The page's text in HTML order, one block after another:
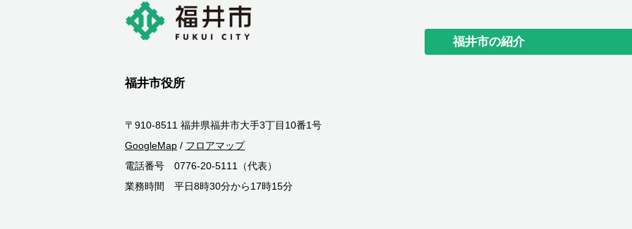
福井市役所
〒910-8511 福井県福井市大手3丁目10番1号
GoogleMap / フロアマップ
電話番号 0776-20-5111（代表）
業務時間 平日8時30分から17時15分
福井市の紹介